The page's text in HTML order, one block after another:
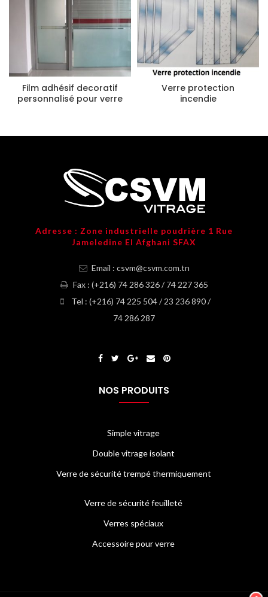
Film adhésif decoratif
personnalisé pour verre
Verre protection
incendie
Adresse : Zone industrielle poudrière 1 Rue
Jameledine El Afghani SFAX
Email : csvm@csvm.com.tn
Fax : (+216) 74 286 326 / 74 227 365
Tel : (+216) 74 225 504 / 23 236 890 /
74 286 287
NOS PRODUITS
Simple vitrage
Double vitrage isolant
Verre de sécurité trempé thermiquement
Verre de sécurité feuilleté
Verres spéciaux
Accessoire pour verre